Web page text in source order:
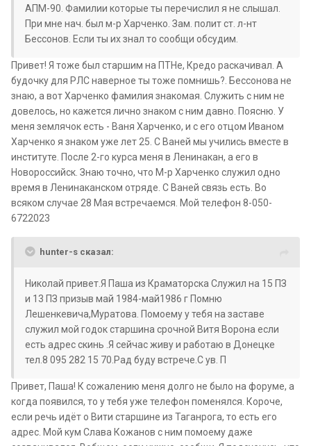
АПМ-90. Фамилии которые ты перечислил я не слышал.
При мне нач. был м-р Харченко. Зам. полит ст. л-нт
Бессонов. Если ты их знал то сообщи обсудим.
Привет! Я тоже был старшим на ПТНе, Кредо раскачивал. А
будочку для РЛС наверное ты тоже помнишь?. Бессонова не
знаю, а вот Харченко фамилия знакомая. Служить с ним не
довелось, но кажется лично знаком с ним давно. Поясню. У
меня землячок есть - Ваня Харченко, и с его отцом Иваном
Харченко я знаком уже лет 25. С Ваней мы учились вместе в
институте. После 2-го курса меня в Ленинакан, а его в
Новороссийск. Знаю точно, что М-р Харченко служил одно
время в Ленинаканском отряде. С Ваней связь есть. Во
всяком случае 28 Мая встречаемся. Мой телефон 8-050-
6722023
hunter-s сказал:
Николай привет.Я Паша из Краматорска Служил на 15 ПЗ
и 13 ПЗ призыв май 1984-май1986 г Помню
Лешенкевича,Муратова. Помоему у тебя на заставе
служил мой годок старшина срочной Витя Ворона если
есть адрес скинь .Я сейчас живу и работаю в Донецке
тел.8 095 282 15 70.Рад буду встрече.С ув. П
Привет, Паша! К сожалению меня долго не было на форуме, а
когда появился, то у тебя уже телефон поменялся. Короче,
если речь идёт о Вити старшине из Таганрога, то есть его
адрес. Мой кум Слава Кожанов с ним помоему даже